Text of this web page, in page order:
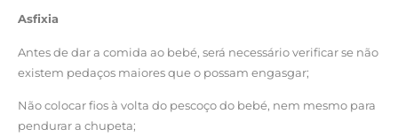
Asfixia
Antes de dar a comida ao bebé, será necessário verificar se não
existem pedaços maiores que o possam engasgar;
Não colocar fios à volta do pescoço do bebé, nem mesmo para
pendurar a chupeta;